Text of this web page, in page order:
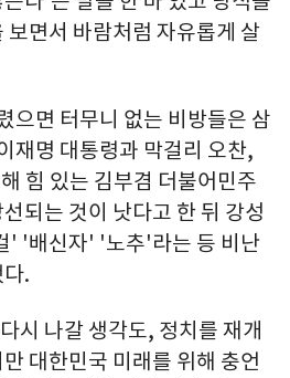
보면서 바람처럼 자유롭게 살
으면 터무니 없는 비방들은 삼
재명 대통령과 막걸리 오찬,
힘 있는 김부겸 더불어민주
되는 것이 낫다고 한 뒤 강성
' '배신자' '노추'라는 등 비난
.
시 나갈 생각도, 정치를 재개
대한민국 미래를 위해 충언